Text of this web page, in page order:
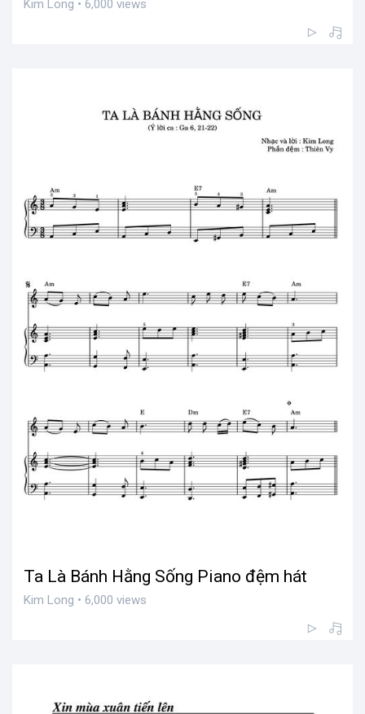
Kim Long • 6,000 views
Ta Là Bánh Hằng Sống Piano đệm hát
Kim Long • 6,000 views